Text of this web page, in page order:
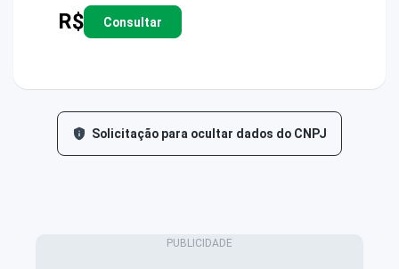
R$ Consultar
Solicitação para ocultar dados do CNPJ